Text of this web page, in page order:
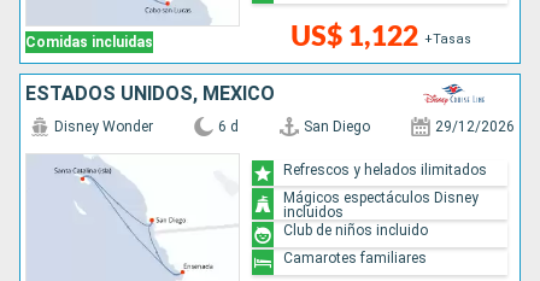
Comidas incluidas US$ 1,122 +Tasas
ESTADOS UNIDOS, MÉXICO
Disney Wonder 6 d San Diego 29/12/2026
Refrescos y helados ilimitados
Mágicos espectáculos Disney
incluidos
Club de niños incluido
Camarotes familiares